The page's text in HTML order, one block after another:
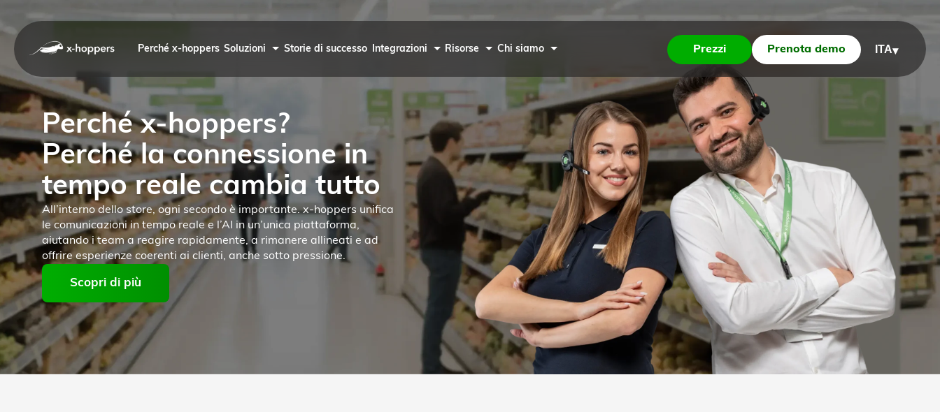
Perché x-hoppers Soluzioni Storie di successo Integrazioni Risorse Chi siamo Prezzi Prenota demo ITA▾
Perché x-hoppers?
Perché la connessione in
tempo reale cambia tutto
All’interno dello store, ogni secondo è importante. x-hoppers unifica
le comunicazioni in tempo reale e l’AI in un’unica piattaforma,
aiutando i team a reagire rapidamente, a rimanere allineati e ad
offrire esperienze coerenti ai clienti, anche sotto pressione.
Scopri di più